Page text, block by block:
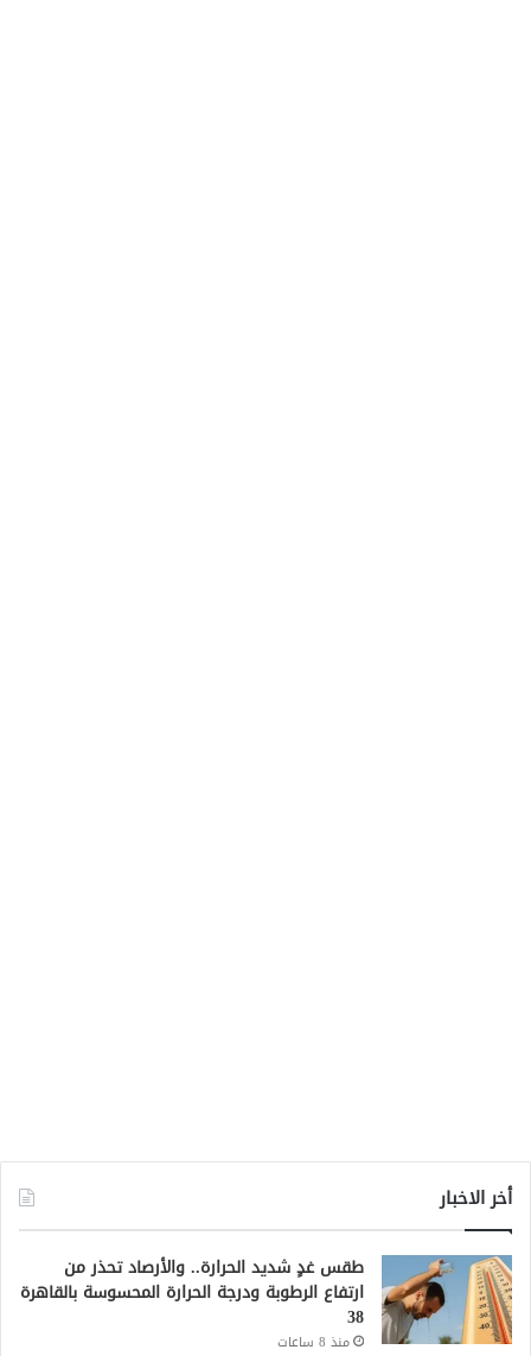
أخر الاخبار
طقس غدٍ شديد الحرارة.. والأرصاد تحذر من
ارتفاع الرطوبة ودرجة الحرارة المحسوسة بالقاهرة
38
منذ 8 ساعات